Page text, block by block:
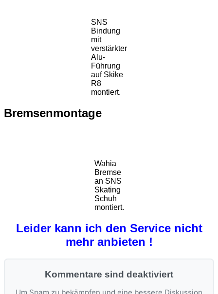
SNS
Bindung
mit
verstärkter
Alu-
Führung
auf Skike
R8
montiert.
Bremsenmontage
Wahia
Bremse
an SNS
Skating
Schuh
montiert.
Leider kann ich den Service nicht
mehr anbieten !
Kommentare sind deaktiviert